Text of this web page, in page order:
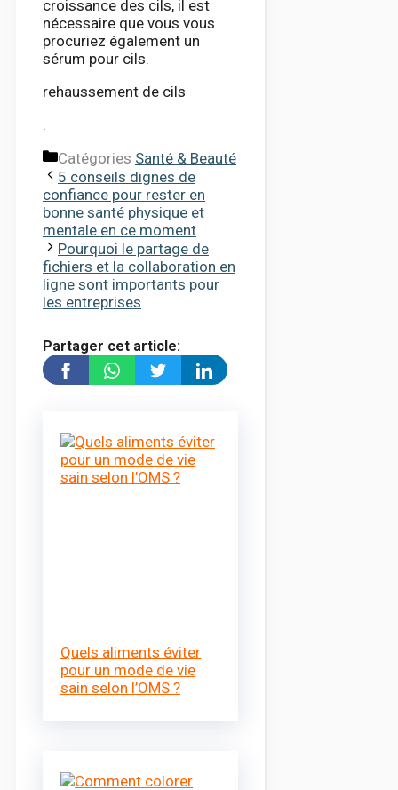
croissance des cils, il est
nécessaire que vous vous
procuriez également un
sérum pour cils.
rehaussement de cils
.
Catégories Santé & Beauté
5 conseils dignes de
confiance pour rester en
bonne santé physique et
mentale en ce moment
Pourquoi le partage de
fichiers et la collaboration en
ligne sont importants pour
les entreprises
Partager cet article:
Quels aliments éviter
pour un mode de vie
sain selon l’OMS ?